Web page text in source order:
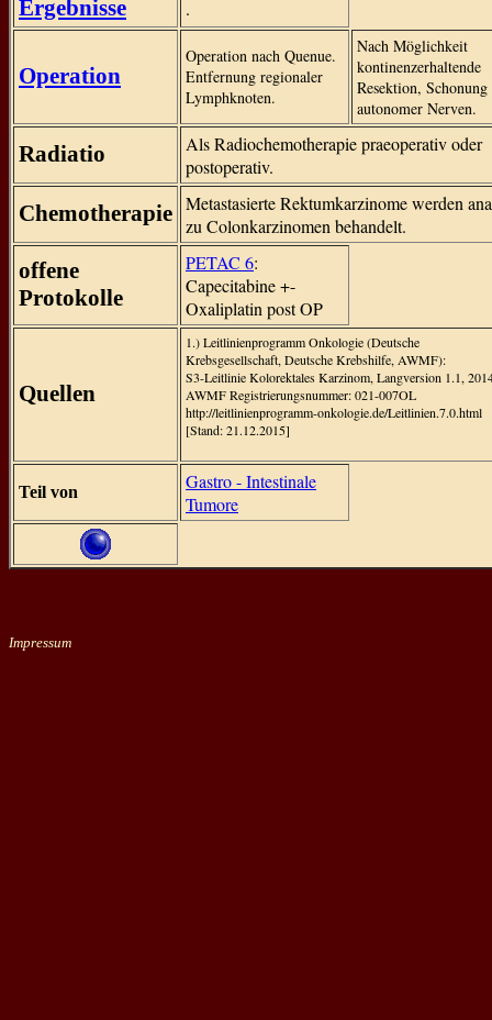
Ergebnisse .
Operation
Operation nach Quenue.
Entfernung regionaler
Lymphknoten.
Nach Möglichkeit
kontinenzerhaltende
Resektion, Schonung
autonomer Nerven.
Radiatio
Als Radiochemotherapie praeoperativ oder
postoperativ.
Chemotherapie Metastasierte Rektumkarzinome werden
zu Colonkarzinomen behandelt.
offene
Protokolle
PETAC 6:
Capecitabine +-
Oxaliplatin post OP
Quellen
1.) Leitlinienprogramm Onkologie (Deutsche
Krebsgesellschaft, Deutsche Krebshilfe, AWMF):
S3-Leitlinie Kolorektales Karzinom, Langversion 1.1,
AWMF Registrierungsnummer: 021-007OL
http://leitlinienprogramm-onkologie.de/Leitlinien.7.0.html
[Stand: 21.12.2015]
Teil von
Gastro - Intestinale
Tumore
Impressum